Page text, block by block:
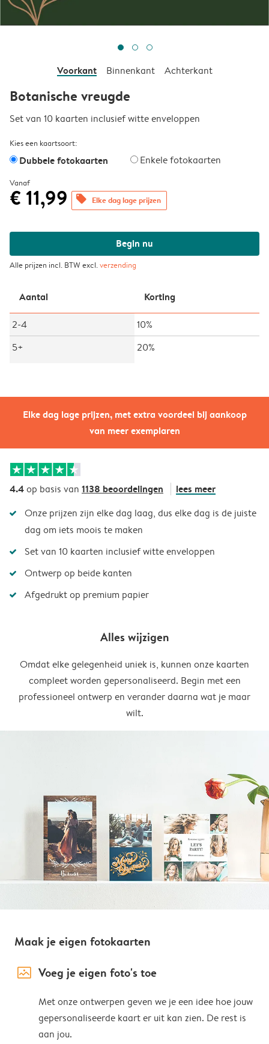
Elke dag lage prijzen, met extra voordeel bij aankoop
van meer exemplaren
Voorkant Binnenkant Achterkant
Botanische vreugde
Set van 10 kaarten inclusief witte enveloppen
Kies een kaartsoort:
Dubbele fotokaarten Enkele fotokaarten
Vanaf
€ 11,99 offers Elke dag lage prijzen
Begin nu
Alle prijzen incl. BTW excl.verzending
Aantal Korting
2-4
10%
5+
20%
4.4op basis van 1138 beoordelingen lees meer
Onze prijzen zijn elke dag laag, dus elke dag is de juiste
dag om iets moois te maken
Set van 10 kaarten inclusief witte enveloppen
Ontwerp op beide kanten
Afgedrukt op premium papier
Alles wijzigen
Omdat elke gelegenheid uniek is, kunnen onze kaarten
compleet worden gepersonaliseerd. Begin met een
professioneel ontwerp en verander daarna wat je maar
wilt.
Maak je eigen fotokaarten
image_placeholder Voeg je eigen foto's toe
Met onze ontwerpen geven we je een idee hoe jouw
gepersonaliseerde kaart er uit kan zien. De rest is
aan jou.